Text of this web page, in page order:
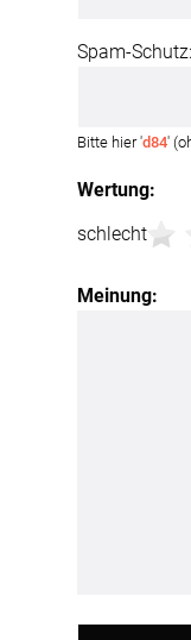
Wertung:
schlecht
Meinung:
Spam-Schutz:
Bitte hier 'd84'